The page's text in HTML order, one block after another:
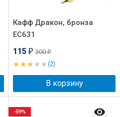
Кафф Дракон, бронза
EC631
115 ₽ 300₽
(2)
В корзину
-59%